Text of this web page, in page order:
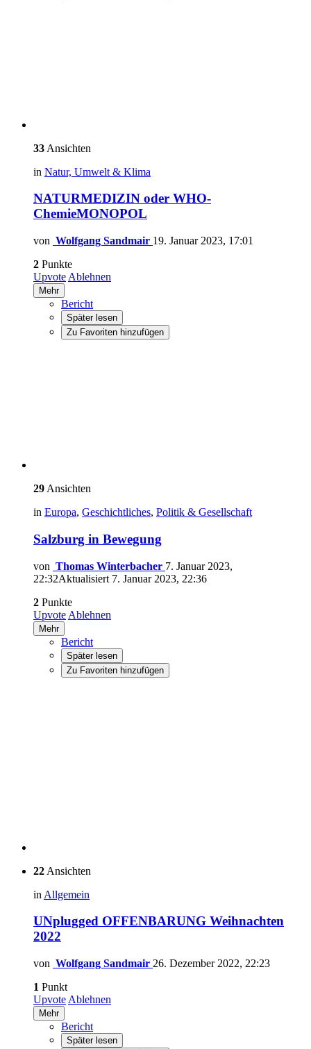
33 Ansichten
in Natur, Umwelt & Klima
NATURMEDIZIN oder WHO-
ChemieMONOPOL
von Wolfgang Sandmair 19. Januar 2023, 17:01
2 Punkte
Upvote Ablehnen
Mehr
Bericht
Später lesen
Zu Favoriten hinzufügen
29 Ansichten
in Europa, Geschichtliches, Politik & Gesellschaft
Salzburg in Bewegung
von Thomas Winterbacher 7. Januar 2023,
22:32Aktualisiert 7. Januar 2023, 22:36
2 Punkte
Upvote Ablehnen
Mehr
Bericht
Später lesen
Zu Favoriten hinzufügen
22 Ansichten
in Allgemein
UNplugged OFFENBARUNG Weihnachten
2022
von Wolfgang Sandmair 26. Dezember 2022, 22:23
1 Punkt
Upvote Ablehnen
Mehr
Bericht
Später lesen